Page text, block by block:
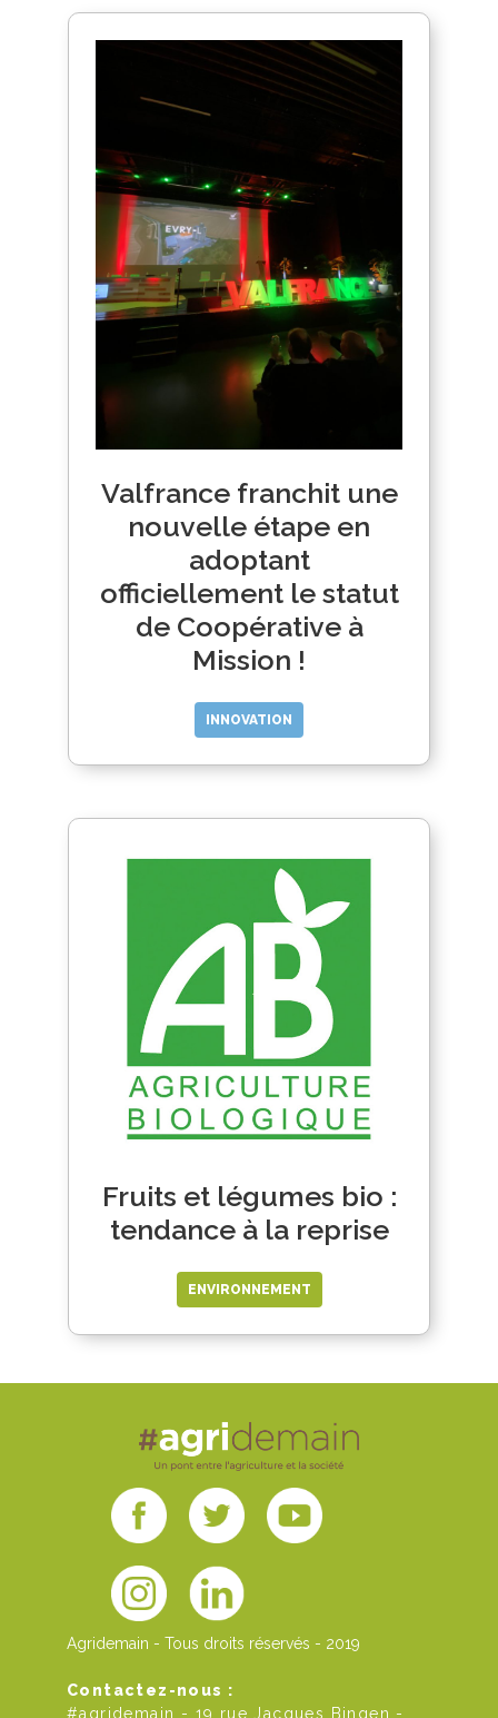
Valfrance franchit une
nouvelle étape en
adoptant
officiellement le statut
de Coopérative à
Mission !
INNOVATION
Fruits et légumes bio :
tendance à la reprise
ENVIRONNEMENT
Agridemain - Tous droits réservés - 2019
Contactez-nous :
#agridemain - 19 rue Jacques Bingen -